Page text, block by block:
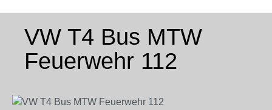
VW T4 Bus MTW
Feuerwehr 112
Bildergalerie überspringen